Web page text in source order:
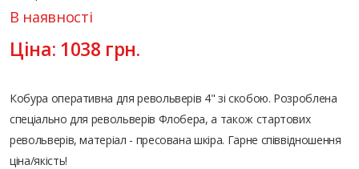
В наявності
Ціна: 1038 грн.
Кобура оперативна для револьверів 4" зі скобою. Розроблена
спеціально для револьверів Флобера, а також стартових
револьверів, матеріал - пресована шкіра. Гарне співвідношення
ціна/якість!